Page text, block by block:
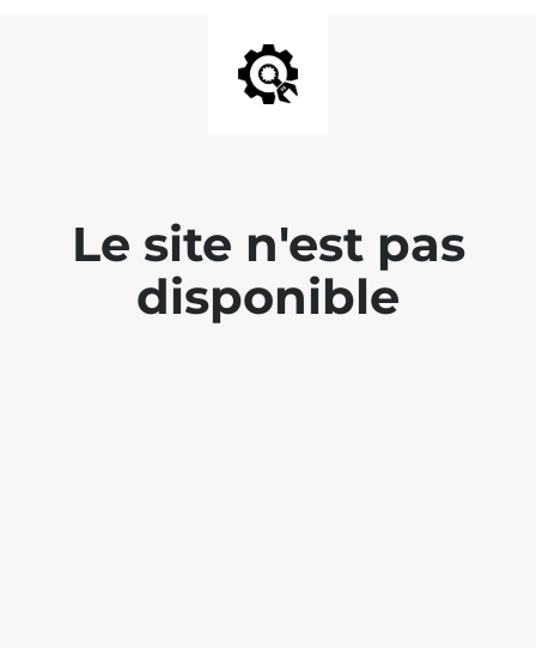
Le site n'est pas
disponible